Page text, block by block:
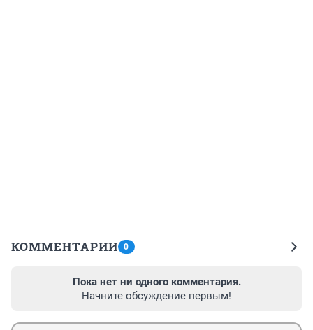
КОММЕНТАРИИ 0
Пока нет ни одного комментария.
Начните обсуждение первым!